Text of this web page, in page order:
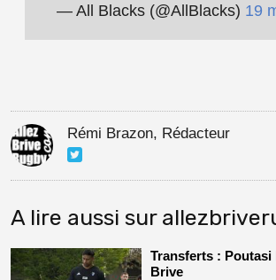
— All Blacks (@AllBlacks) 19
Rémi Brazon, Rédacteur
A lire aussi sur
Transferts :
Brive